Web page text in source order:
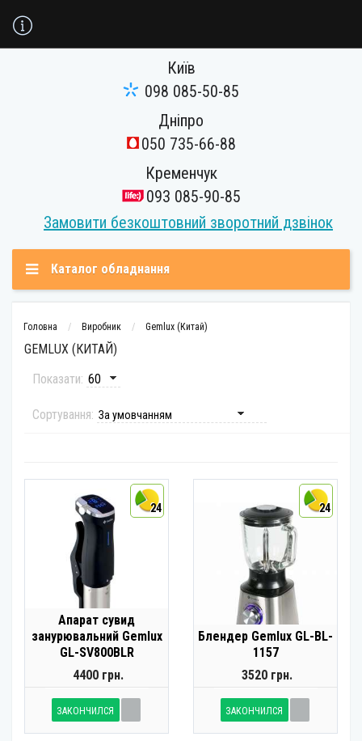
Київ
098 085-50-85
Дніпро
050 735-66-88
Кременчук
093 085-90-85
Замовити безкоштовний зворотний дзвінок
Каталог обладнання
Головна Виробник Gemlux (Китай)
GEMLUX (КИТАЙ)
Показати:
Сортування:
24
Апарат сувид
занурювальний Gemlux
GL-SV800BLR
4400 грн.
ЗАКОНЧИЛСЯ
24
Блендер Gemlux GL-BL-
1157
3520 грн.
ЗАКОНЧИЛСЯ